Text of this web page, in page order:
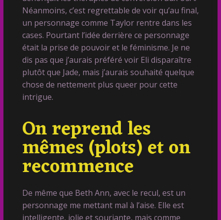
Néanmoins, c’est regrettable de voir qu’au final,
un personnage comme Taylor rentre dans les
cases. Pourtant l’idée derrière ce personnage
était la prise de pouvoir et le féminisme. Je ne
dis pas que j’aurais préféré voir Eli disparaître
plutôt que Jade, mais j’aurais souhaité quelque
chose de nettement plus queer pour cette
intrigue.
On reprend les
mêmes (plots) et on
recommence
De même que Beth Ann, avec le recul, est un
personnage me mettant mal à l’aise. Elle est
intelligente, jolie et souriante, mais comme